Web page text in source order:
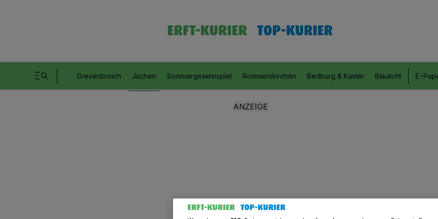
Grevenbroich Jüchen Sommergewinnspiel Rommerskirchen Bedburg & Kaster Blaulicht E-